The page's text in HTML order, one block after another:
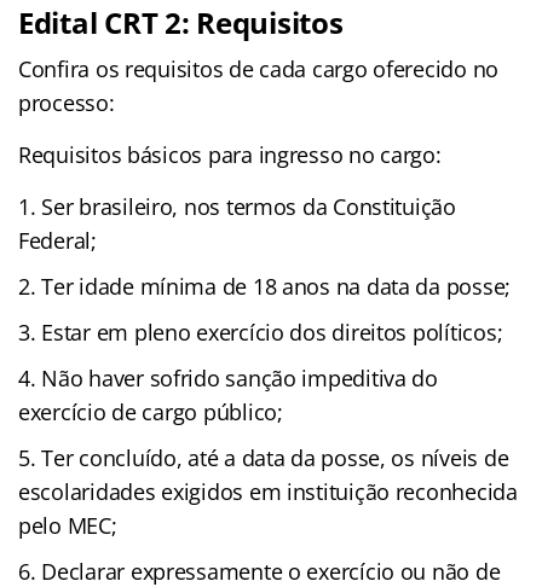
Edital CRT 2: Requisitos
Confira os requisitos de cada cargo oferecido no
processo:
Requisitos básicos para ingresso no cargo:
Ser brasileiro, nos termos da Constituição
Federal;
Ter idade mínima de 18 anos na data da posse;
Estar em pleno exercício dos direitos políticos;
Não haver sofrido sanção impeditiva do
exercício de cargo público;
Ter concluído, até a data da posse, os níveis de
escolaridades exigidos em instituição reconhecida
pelo MEC;
Declarar expressamente o exercício ou não de